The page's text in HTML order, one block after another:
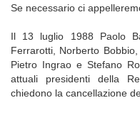
Se necessario ci
Il 13 luglio 1988 Paolo
Ferrarotti, Norberto
Pietro Ingrao e Stefano
attuali presidenti della
chiedono la cancellazione